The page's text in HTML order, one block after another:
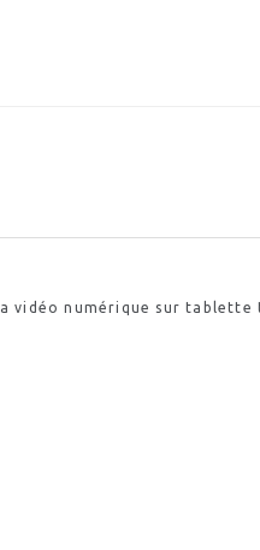
vidéo numérique sur tablette